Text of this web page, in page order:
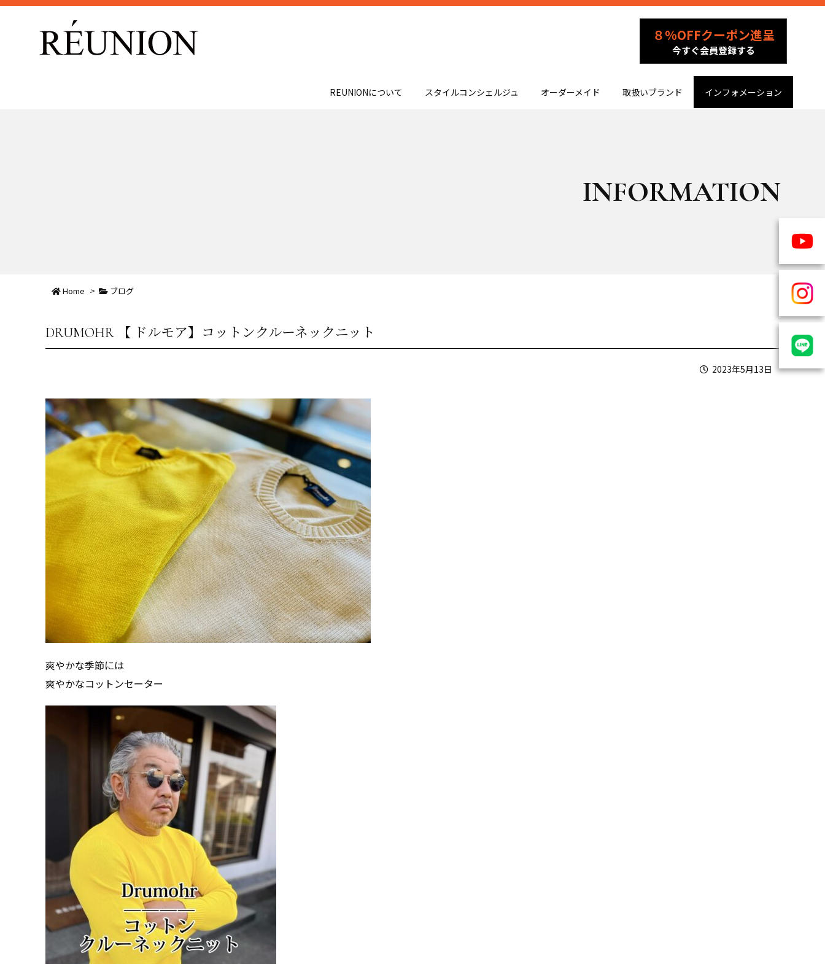
８％OFFクーポン進呈
今すぐ会員登録する
REUNIONについて スタイルコンシェルジュ オーダーメイド 取扱いブランド インフォメーション
INFORMATION
Home > ブログ
DRUMOHR 【 ドルモア】コットンクルーネックニット
2023年5月13日
爽やかな季節には
爽やかなコットンセーター